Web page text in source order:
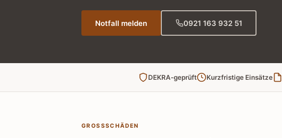
Notfall melden 0921 163 932 51
DEKRA-geprüft Kurzfristige Einsätze
GROSSSCHÄDEN